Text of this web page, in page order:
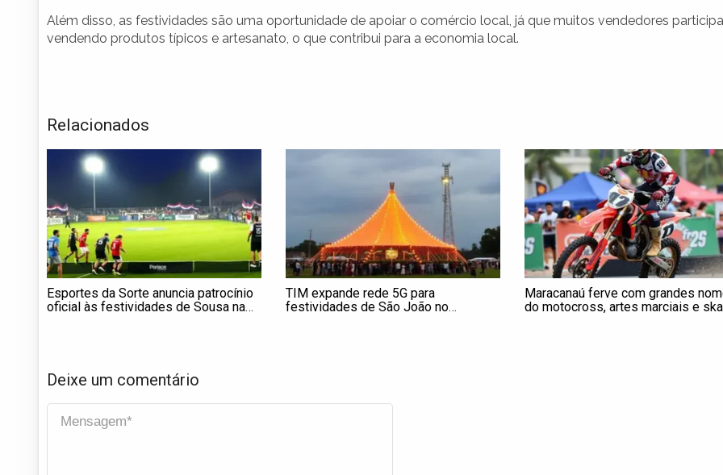
Além disso, as festividades são uma oportunidade de apoiar o comércio local, já que muitos vendedores
vendendo produtos típicos e artesanato, o que contribui para a economia local.
Relacionados
Esportes da Sorte anuncia patrocínio
oficial às festividades de Sousa na
TIM expande rede 5G para
festividades de São João no
Maracanaú ferve com grandes
do motocross, artes marciais e
Deixe um comentário